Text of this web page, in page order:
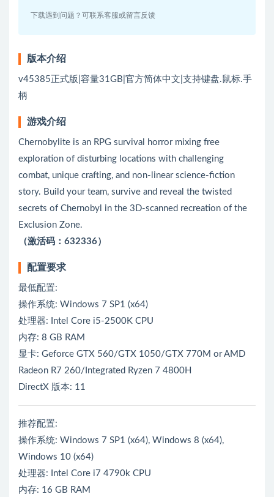
下载遇到问题？可联系客服或留言反馈
版本介绍
v45385正式版|容量31GB|官方简体中文|支持键盘.鼠标.手
柄
游戏介绍
Chernobylite is an RPG survival horror mixing free
exploration of disturbing locations with challenging
combat, unique crafting, and non-linear science-fiction
story. Build your team, survive and reveal the twisted
secrets of Chernobyl in the 3D-scanned recreation of the
Exclusion Zone.
（激活码：632336）
配置要求
最低配置:
操作系统: Windows 7 SP1 (x64)
处理器: Intel Core i5-2500K CPU
内存: 8 GB RAM
显卡: Geforce GTX 560/GTX 1050/GTX 770M or AMD
Radeon R7 260/Integrated Ryzen 7 4800H
DirectX 版本: 11
推荐配置:
操作系统: Windows 7 SP1 (x64), Windows 8 (x64),
Windows 10 (x64)
处理器: Intel Core i7 4790k CPU
内存: 16 GB RAM